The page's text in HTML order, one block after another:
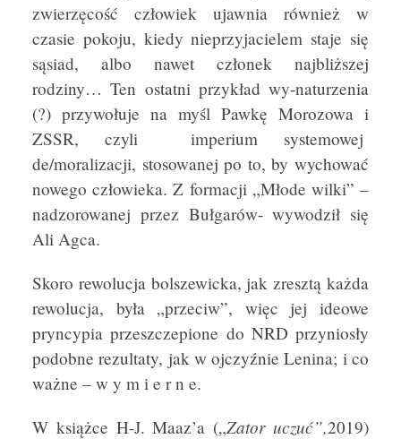
zwierzęcość człowiek ujawnia również w
czasie pokoju, kiedy nieprzyjacielem staje się
sąsiad, albo nawet członek najbliższej
rodziny… Ten ostatni przykład wy-naturzenia
(?) przywołuje na myśl Pawkę Morozowa i
ZSSR, czyli imperium systemowej
de/moralizacji, stosowanej po to, by wychować
nowego człowieka. Z formacji „Młode wilki” –
nadzorowanej przez Bułgarów- wywodził się
Ali Agca.
Skoro rewolucja bolszewicka, jak zresztą każda
rewolucja, była „przeciw”, więc jej ideowe
pryncypia przeszczepione do NRD przyniosły
podobne rezultaty, jak w ojczyźnie Lenina; i co
ważne – w y m i e r n e.
W książce H-J. Maaz’a („Zator uczuć”,2019)